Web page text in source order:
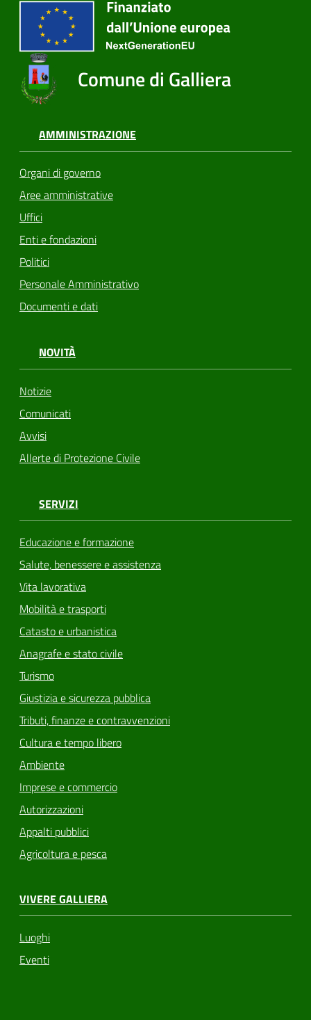
Comune di Galliera
AMMINISTRAZIONE
Organi di governo
Aree amministrative
Uffici
Enti e fondazioni
Politici
Personale Amministrativo
Documenti e dati
NOVITÀ
Notizie
Comunicati
Avvisi
Allerte di Protezione Civile
SERVIZI
Educazione e formazione
Salute, benessere e assistenza
Vita lavorativa
Mobilità e trasporti
Catasto e urbanistica
Anagrafe e stato civile
Turismo
Giustizia e sicurezza pubblica
Tributi, finanze e contravvenzioni
Cultura e tempo libero
Ambiente
Imprese e commercio
Autorizzazioni
Appalti pubblici
Agricoltura e pesca
VIVERE GALLIERA
Luoghi
Eventi